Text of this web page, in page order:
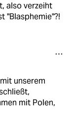
also verzeiht
"Blasphemie"?!
unserem
mit Polen,